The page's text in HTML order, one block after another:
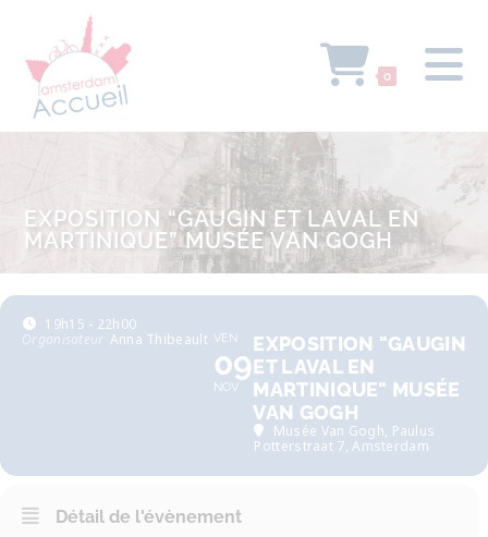
0
EXPOSITION “GAUGIN ET LAVAL EN
MARTINIQUE” MUSÉE VAN GOGH
19h15 - 22h00
Organisateur Anna Thibeault VEN
09
NOV
EXPOSITION "GAUGIN
ET LAVAL EN
MARTINIQUE" MUSÉE
VAN GOGH
Musée Van Gogh, Paulus
Potterstraat 7, Amsterdam
Détail de l'évènement